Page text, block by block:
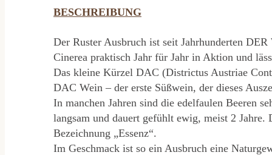
BESCHREIBUNG
Der Ruster Ausbruch ist seit Jahrhunderten
Cinerea praktisch Jahr für Jahr in Aktion und
Das kleine Kürzel DAC (Districtus Austriae
DAC Wein – der erste Süßwein, der dieses
In manchen Jahren sind die edelfaulen Beeren
langsam und dauert gefühlt ewig, meist 2
Bezeichnung „Essenz“.
Im Geschmack ist so ein Ausbruch eine